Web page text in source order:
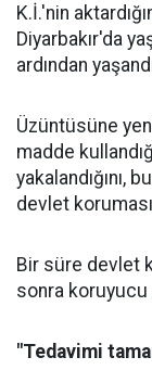
K.İ.'nin
Diyarbakır'da
ardından
Üzüntüsüne
madde
yakalandığını,
devlet
Bir süre devlet
sonra
"Tedavimi